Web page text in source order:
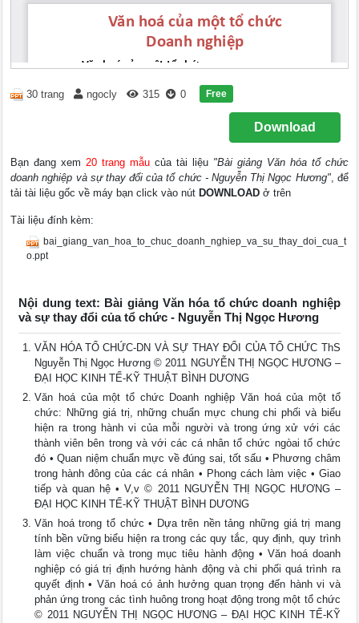
30 trang ngocly 315 0 Free
Download
Bạn đang xem20 trang mẫu của tài liệu "Bài giảng Văn hóa tổ chức
doanh nghiệp và sự thay đổi của tổ chức - Nguyễn Thị Ngọc Hương", để
tải tài liệu gốc về máy bạn click vào nút DOWNLOAD ở trên
Tài liệu đính kèm:
bai_giang_van_hoa_to_chuc_doanh_nghiep_va_su_thay_doi_cua_t
o.ppt
Nội dung text: Bài giảng Văn hóa tổ chức doanh nghiệp
và sự thay đổi của tổ chức - Nguyễn Thị Ngọc Hương
VĂN HÓA TỔ CHỨC-DN VÀ SỰ THAY ĐỔI CỦA TỔ CHỨC ThS
Nguyễn Thị Ngọc Hương © 2011 NGUYỄN THỊ NGỌC HƯƠNG –
ĐẠI HỌC KINH TẾ-KỸ THUẬT BÌNH DƯƠNG
Văn hoá của một tổ chức Doanh nghiệp Văn hoá của một tổ
chức: Những giá trị, những chuẩn mực chung chi phối và biểu
hiện ra trong hành vi của mỗi người và trong ứng xử với các
thành viên bên trong và với các cá nhân tổ chức ngòai tổ chức
đó • Quan niệm chuẩn mực về đúng sai, tốt sấu • Phương châm
trong hành đông của các cá nhân • Phong cách làm việc • Giao
tiếp và quan hệ • V,v © 2011 NGUYỄN THỊ NGỌC HƯƠNG –
ĐẠI HỌC KINH TẾ-KỸ THUẬT BÌNH DƯƠNG
Văn hoá trong tổ chức • Dựa trên nền tảng những giá trị mang
tính bền vững biểu hiện ra trong các quy tắc, quy định, quy trình
làm việc chuẩn và trong mục tiêu hành động • Văn hoá doanh
nghiệp có giá trị định hướng hành động và chi phối quá trình ra
quyết định • Văn hoá có ảnh hưởng quan trọng đến hành vi và
phản ứng trong các tình huông trong hoạt động trong một tổ chức
© 2011 NGUYỄN THỊ NGỌC HƯƠNG – ĐẠI HỌC KINH TẾ-KỸ